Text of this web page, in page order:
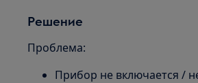
Решение
Проблема:
Прибор не включается /